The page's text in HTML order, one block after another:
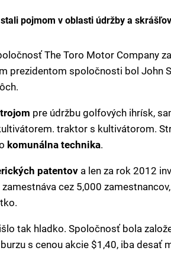
pojmom v oblasti údržby a
The Toro Motor Company
spoločnosti bol John
pre údržbu golfových ihrísk,
traktor s kultivátorom.
komunálna technika.
patentov a len za rok 2012
cez 5,000
tak hladko. Spoločnosť bola
s cenou akcie $1,40, iba desať